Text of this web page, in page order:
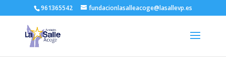
961365542 fundacionlasalleacoge@lasallevp.es